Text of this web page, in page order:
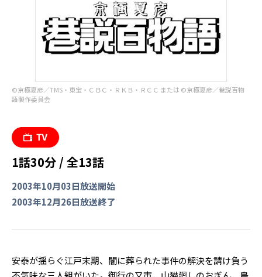
©︎京極夏彦／TMS・東宝・ＣＢＣ・ＲＫＢ・ＲＣＣ または ©︎京極夏彦／巷説百物
語製作委員会
1話30分 / 全13話
2003年10月03日放送開始
2003年12月26日放送終了
安泰が揺らぐ江戸末期、闇に葬られた事件の解決を請け負う